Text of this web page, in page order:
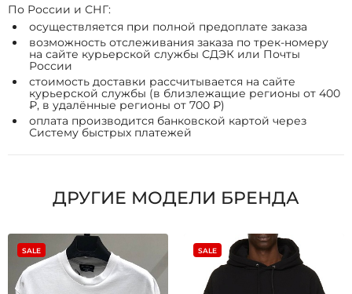
По России и СНГ:
осуществляется при полной предоплате заказа
возможность отслеживания заказа по трек-номеру
на сайте курьерской службы СДЭК или Почты
России
стоимость доставки рассчитывается на сайте
курьерской службы (в близлежащие регионы от 400
₽, в удалённые регионы от 700 ₽)
оплата производится банковской картой через
Систему быстрых платежей
ДРУГИЕ МОДЕЛИ БРЕНДА
SALE SALE